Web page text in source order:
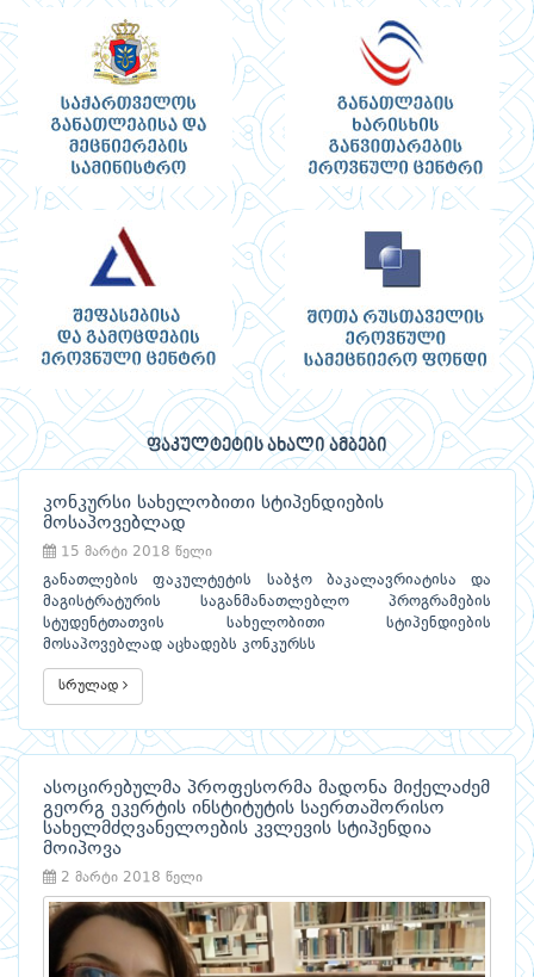
ფაკულტეტის ახალი ამბები
კონკურსი სახელობითი სტიპენდიების
მოსაპოვებლად
15 მარტი 2018 წელი
განათლების ფაკულტეტის საბჭო ბაკალავრიატისა და
მაგისტრატურის საგანმანათლებლო პროგრამების
სტუდენტთათვის სახელობითი სტიპენდიების
მოსაპოვებლად აცხადებს კონკურსს
სრულად
ასოცირებულმა პროფესორმა მადონა მიქელაძემ
გეორგ ეკერტის ინსტიტუტის საერთაშორისო
სახელმძღვანელოების კვლევის სტიპენდია
მოიპოვა
2 მარტი 2018 წელი